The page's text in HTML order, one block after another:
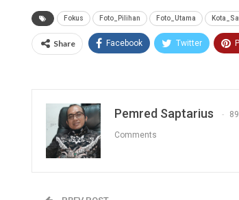
Fokus Foto_Pilihan Foto_Utama
Share Facebook Twitter
Pemred Saptarius
Comments